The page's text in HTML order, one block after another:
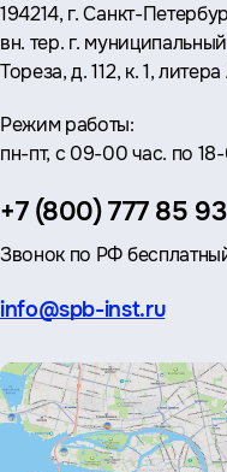
Адрес:
194214, г. Санкт-
вн. тер. г.
Тореза, д. 112, к. 1,
Режим работы:
пн-пт, с 09-00 час. по
Телефон:
+7 (800) 777 85 93
Звонок по РФ
Эл.
info@spb-inst.ru